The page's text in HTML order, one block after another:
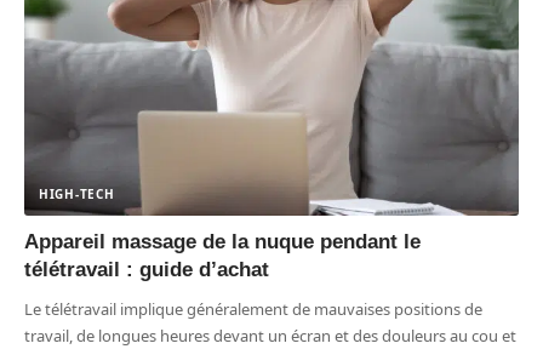
HIGH-TECH
Appareil massage de la nuque pendant le
télétravail : guide d’achat
Le télétravail implique généralement de mauvaises positions de
travail, de longues heures devant un écran et des douleurs au cou et